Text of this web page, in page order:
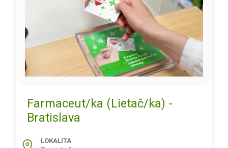
Farmaceut/ka (Lietač/ka) -
Bratislava
LOKALITA